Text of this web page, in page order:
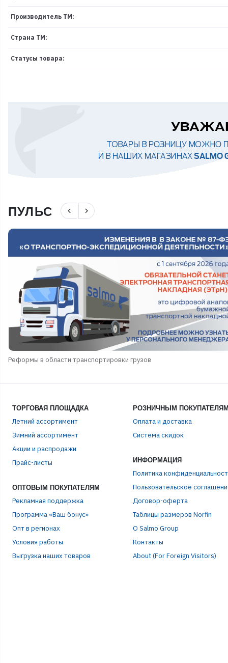
Производитель ТМ:
Страна ТМ:
Статусы товара:
ПУЛЬС navigate_before navigate_next
Реформы в области транспортировки грузов
ТОРГОВАЯ ПЛОЩАДКА
Летний ассортимент
Зимний ассортимент
Акции и распродажи
Прайс-листы
ОПТОВЫМ ПОКУПАТЕЛЯМ
Рекламная поддержка
Программа «Ваш бонус»
Опт в регионах
Условия работы
Выгрузка наших товаров
РОЗНИЧНЫМ
Оплата и доставка
Система скидок
ИНФОРМАЦИЯ
Политика
Пользовательское
Договор-оферта
Таблицы размеров Norfin
О Salmo Group
Контакты
About (For Foreign Visitors)